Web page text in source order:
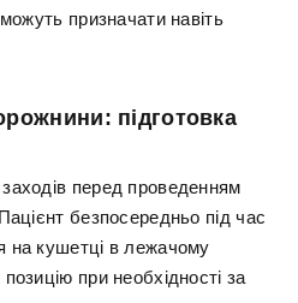
призначати навіть
підготовка
перед проведенням
безпосередньо під час
на кушетці в лежачому
при необхідності за